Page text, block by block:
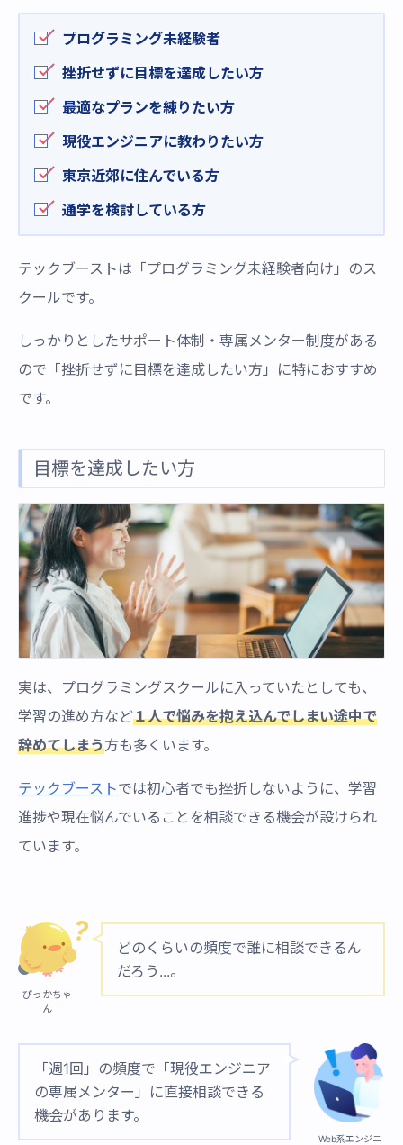
プログラミング未経験者
挫折せずに目標を達成したい方
最適なプランを練りたい方
現役エンジニアに教わりたい方
東京近郊に住んでいる方
通学を検討している方
テックブーストは「プログラミング未経験者向け」のス
クールです。
しっかりとしたサポート体制・専属メンター制度がある
ので「挫折せずに目標を達成したい方」に特におすすめ
です。
目標を達成したい方
実は、プログラミングスクールに入っていたとしても、
学習の進め方など１人で悩みを抱え込んでしまい途中で
辞めてしまう方も多くいます。
テックブーストでは初心者でも挫折しないように、学習
進捗や現在悩んでいることを相談できる機会が設けられ
ています。
ぴっかちゃ
ん
どのくらいの頻度で誰に相談できるん
だろう...。
「週1回」の頻度で「現役エンジニア
の専属メンター」に直接相談できる
機会があります。
Web系エンジニ